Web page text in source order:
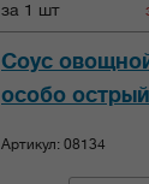
за 1 шт
Соус
особо
Артикул: 08134